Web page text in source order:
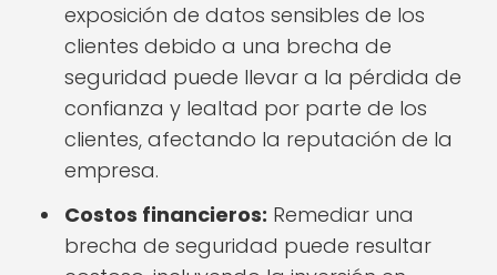
exposición de datos sensibles de los
clientes debido a una brecha de
seguridad puede llevar a la pérdida de
confianza y lealtad por parte de los
clientes, afectando la reputación de la
empresa.
Costos financieros: Remediar una
brecha de seguridad puede resultar